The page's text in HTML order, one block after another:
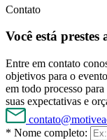
Contato
Você está
Entre em contato
objetivos para o
em todo processo
suas expectativas e
* Nome completo: